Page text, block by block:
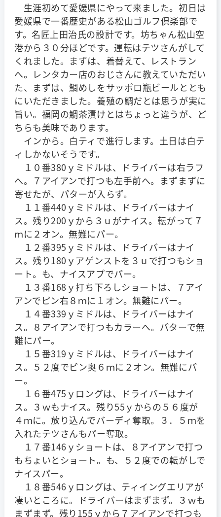
生涯初めて愛媛県にやって来ました。初日は
愛媛県で一番歴史がある松山ゴルフ倶楽部で
す。名匠上田治氏の設計です。坊ちゃん松山空
港から３０分ほどです。運転はテツさんがして
くれました。まずは、着替えて、レストラン
へ。レンタカー店のおじさんに教えていただい
た、まずは、鯛めしをサッポロ瓶ビールととも
にいただきました。養殖の鯛だとは思うが実に
旨い。福岡の鯛茶漬けとはちょっと違うが、ど
ちらも美味であります。
インから。白ティで進行します。土日は白テ
ィしかないそうです。
１０番380ｙミドルは、ドライバーは右ラフ
へ。７アイアンで打つも左手前へ。まずまずに
寄せたが、パターが入らず。
１１番440ｙミドルは、ドライバーはナイ
ス。残り200ｙから３ｕがナイス。転がって７
ｍに２オン。無難にパー。
１２番395ｙミドルは、ドライバーはナイ
ス。残り180ｙアゲンストを３ｕで打つもショ
ート。も、ナイスアプでパー。
１３番168ｙ打ち下ろしショートは、７アイ
アンでピン右８ｍに１オン。無難にパー。
１４番339ｙミドルは、ドライバーはナイ
ス。８アイアンで打つもカラーへ。パターで無
難にパー。
１５番319ｙミドルは、ドライバーはナイ
ス。５２度でピン奥６ｍに２オン。無難にパ
ー。
１６番475ｙロングは、ドライバーはナイ
ス。３ｗもナイス。残り55ｙからの５６度が
４ｍに。放り込んでバーディ奪取。３．５ｍを
入れたテツさんもパー奪取。
１７番146ｙショートは、８アイアンで打つ
もちょいとショート。も、５２度での転がしで
ナイスパー。
１８番546ｙロングは、ティイングエリアが
凄いところに。ドライバーはまずまず。３ｗも
まずまず。残り155ｙから７アイアンで打つも